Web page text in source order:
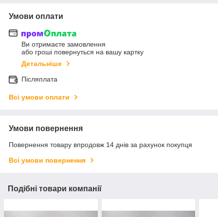
Умови оплати
Ви отримаєте замовлення
або гроші повернуться на вашу картку
Детальніше
Післяплата
Всі умови оплати
Умови повернення
Повернення товару впродовж 14 днів за рахунок покупця
Всі умови повернення
Подібні товари компанії